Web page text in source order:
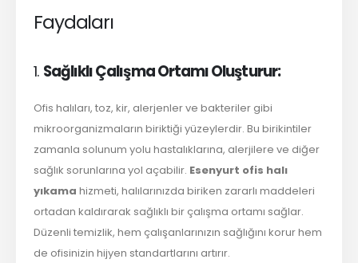
Faydaları
1. Sağlıklı Çalışma Ortamı Oluşturur:
Ofis halıları, toz, kir, alerjenler ve bakteriler gibi
mikroorganizmaların biriktiği yüzeylerdir. Bu birikintiler
zamanla solunum yolu hastalıklarına, alerjilere ve diğer
sağlık sorunlarına yol açabilir. Esenyurt ofis halı
yıkama hizmeti, halılarınızda biriken zararlı maddeleri
ortadan kaldırarak sağlıklı bir çalışma ortamı sağlar.
Düzenli temizlik, hem çalışanlarınızın sağlığını korur hem
de ofisinizin hijyen standartlarını artırır.